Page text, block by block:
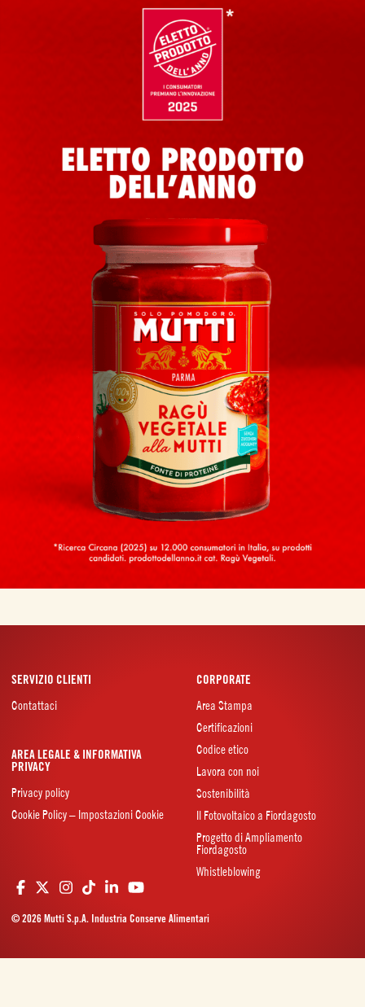
SERVIZIO CLIENTI
Contattaci
CORPORATE
Area Stampa
Certificazioni
Codice etico
Lavora con noi
Sostenibilità
Il Fotovoltaico a Fiordagosto
Progetto di Ampliamento
Fiordagosto
Whistleblowing
AREA LEGALE & INFORMATIVA
PRIVACY
Privacy policy
Cookie Policy – Impostazioni Cookie
© 2026 Mutti S.p.A. Industria Conserve Alimentari